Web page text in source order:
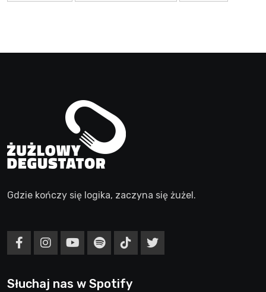
Gdzie kończy się logika, zaczyna się żużel.
Słuchaj nas w Spotify